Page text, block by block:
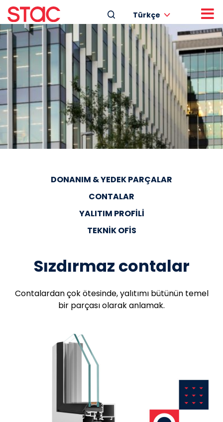
Türkçe
DONANIM & YEDEK PARÇALAR
CONTALAR
YALITIM PROFILI
TEKNIK OFIS
Sızdırmaz contalar
Contalardan çok ötesinde, yalıtımı bütünün temel
bir parçası olarak anlamak.